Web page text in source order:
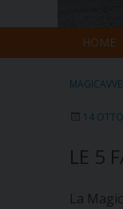
HOME
14
LE 5
La